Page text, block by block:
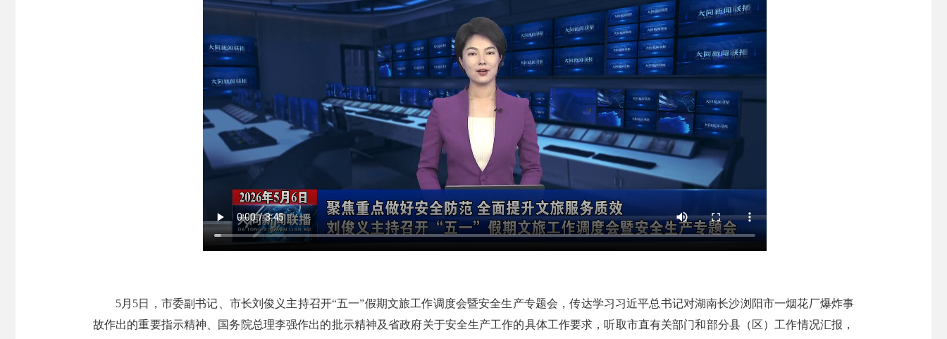
5月5日，市委副书记、市长刘俊义主持召开“五一”假期文旅工作调度会暨安全生产专题会，传达学习习近平总书记对湖南长沙浏阳市一烟花厂爆炸事
故作出的重要指示精神、国务院总理李强作出的批示精神及省政府关于安全生产工作的具体工作要求，听取市直有关部门和部分县（区）工作情况汇报，